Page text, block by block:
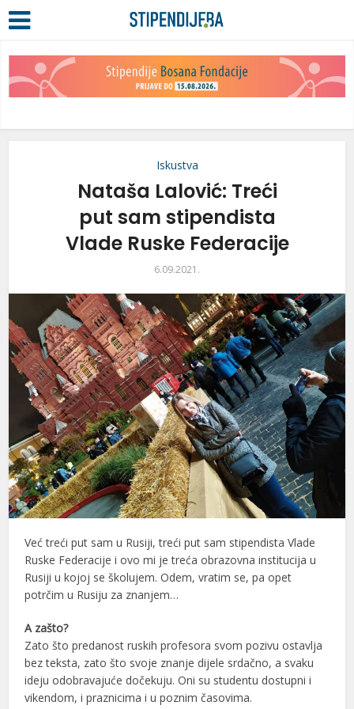
Iskustva
Nataša Lalović: Treći
put sam stipendista
Vlade Ruske Federacije
6.09.2021.
Već treći put sam u Rusiji, treći put sam stipendista Vlade
Ruske Federacije i ovo mi je treća obrazovna institucija u
Rusiji u kojoj se školujem. Odem, vratim se, pa opet
potrčim u Rusiju za znanjem…
A zašto?
Zato što predanost ruskih profesora svom pozivu ostavlja
bez teksta, zato što svoje znanje dijele srdačno, a svaku
ideju odobravajuće dočekuju. Oni su studentu dostupni i
vikendom, i praznicima i u poznim časovima.